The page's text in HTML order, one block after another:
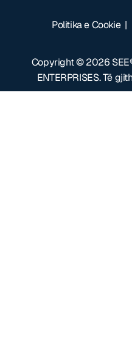
Copyright © 2026
ENTERPRISES.Të
Politika e Cookie|